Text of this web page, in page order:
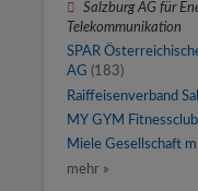
Salzburg AG für
Telekommunikation
SPAR
AG (183)
Raiffeisenverband
MY GYM
Miele Gesellschaft
mehr »